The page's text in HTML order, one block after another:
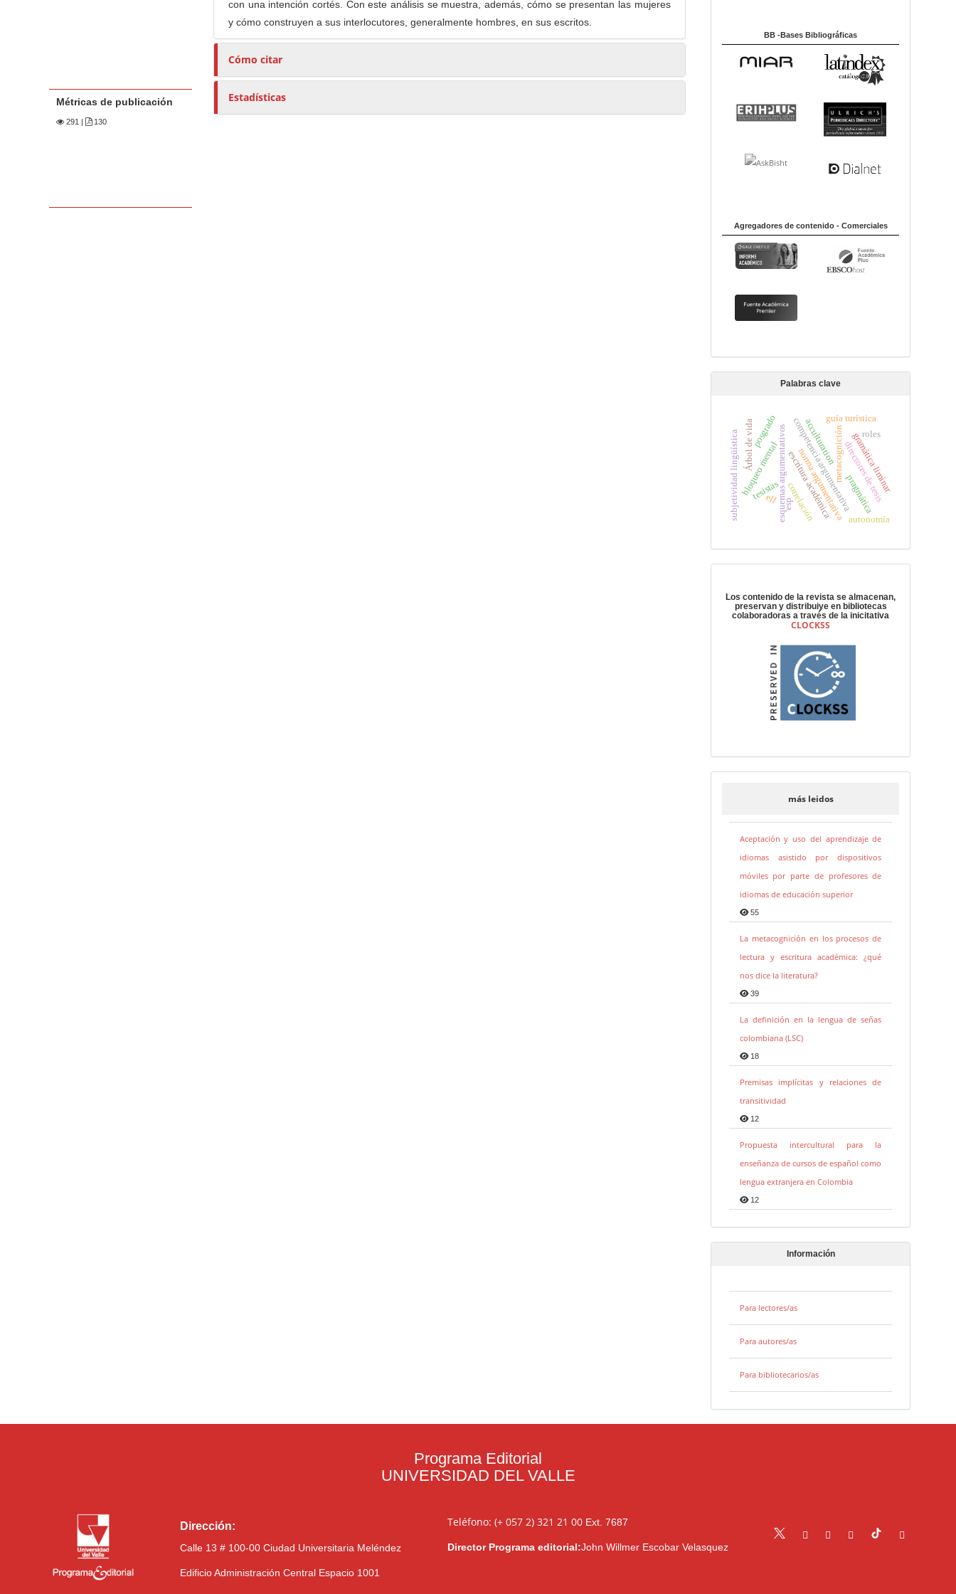
Métricas de publicación
291 | 130
con una intención cortés. Con este análisis se muestra, además, cómo se presentan las mujeres
y cómo construyen a sus interlocutores, generalmente hombres, en sus escritos.
Cómo citar
Estadísticas
BB -Bases Bibliográficas
Agregadores de contenido - Comerciales
Palabras clave
competencia argumentativa
esquemas argumentativosnorma argumentativa
metacognición
bloqueo mentalescritura académicadirectores de tesis
tesistas gramática liminar
subjetividad lingüísticaÁrbol de vida
guía turística
pragmática
correlación
acculturation
esp
ell
autonomía
roles
posgrado
Los contenido de la revista se almacenan,
preservan y distribuiye en bibliotecas
colaboradoras a través de la inicitativa
CLOCKSS
más leidos
Aceptación y uso del aprendizaje de
idiomas asistido por dispositivos
móviles por parte de profesores de
idiomas de educación superior
55
La metacognición en los procesos de
lectura y escritura académica: ¿qué
nos dice la literatura?
39
La definición en la lengua de señas
colombiana (LSC)
18
Premisas implícitas y relaciones de
transitividad
12
Propuesta intercultural para la
enseñanza de cursos de español como
lengua extranjera en Colombia
12
Información
Para lectores/as
Para autores/as
Para bibliotecarios/as
Programa Editorial
UNIVERSIDAD DEL VALLE
Dirección:
Calle 13 # 100-00 Ciudad Universitaria Meléndez
Edificio Administración Central Espacio 1001
Teléfono: (+ 057 2) 321 21 00Ext. 7687
Director Programa editorial:John Willmer Escobar Velasquez